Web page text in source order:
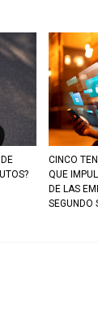
CINCO
QUE
DE LAS
SEGUNDO